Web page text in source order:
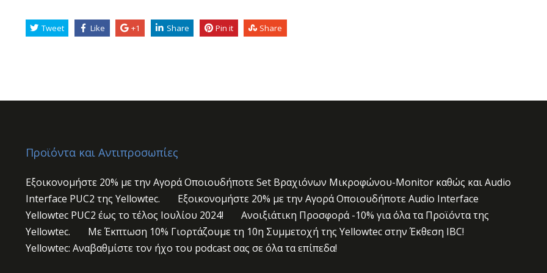
Tweet Like +1 Share Pin it Share
Προϊόντα και Αντιπροσωπίες
Εξοικονομήστε 20% με την Αγορά Οποιουδήποτε Set Βραχιόνων Μικροφώνου-Monitor καθώς και Audio
Interface PUC2 της Yellowtec.
Εξοικονομήστε 20% με την Αγορά Οποιουδήποτε Audio Interface
Yellowtec PUC2 έως το τέλος Ιουλίου 2024!
Ανοιξιάτικη Προσφορά -10% για όλα τα Προϊόντα της
Yellowtec.
Με Έκπτωση 10% Γιορτάζουμε τη 10η Συμμετοχή της Yellowtec στην Έκθεση IBC!
Yellowtec: Αναβαθμίστε τον ήχο του podcast σας σε όλα τα επίπεδα!